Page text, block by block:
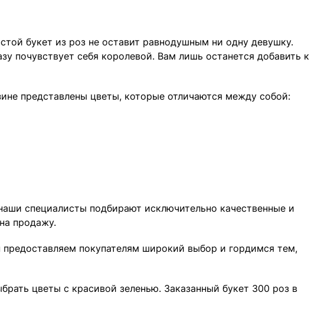
букет из роз не оставит равнодушным ни одну девушку.
почувствует себя королевой. Вам лишь останется добавить к
представлены цветы, которые отличаются между собой:
специалисты подбирают исключительно качественные и
продажу.
покупателям широкий выбор и гордимся тем,
цветы с красивой зеленью. Заказанный букет 300 роз в